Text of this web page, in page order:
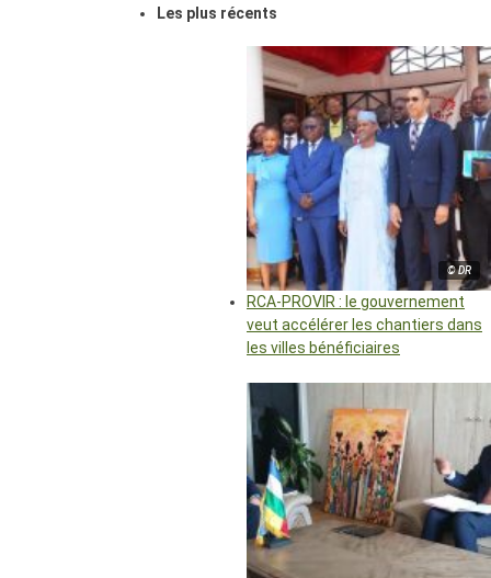
Les plus récents
© DR
RCA-PROVIR : le gouvernement
veut accélérer les chantiers dans
les villes bénéficiaires